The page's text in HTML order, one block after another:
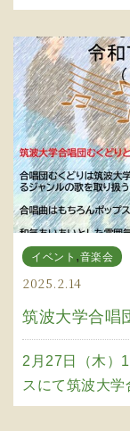
イベント ,音楽会
2025.2.14
筑波大学合唱
2月27日（木）
スにて筑波大